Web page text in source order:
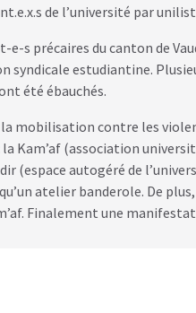
de l’université par
e-s précaires du canton de
syndicale estudiantine.
été ébauchés.
la mobilisation contre les
Kam’af (association
(espace autogéré de
atelier banderole. De
Finalement une